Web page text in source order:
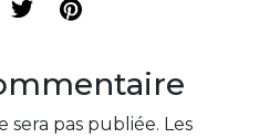
sera pas publiée. Les